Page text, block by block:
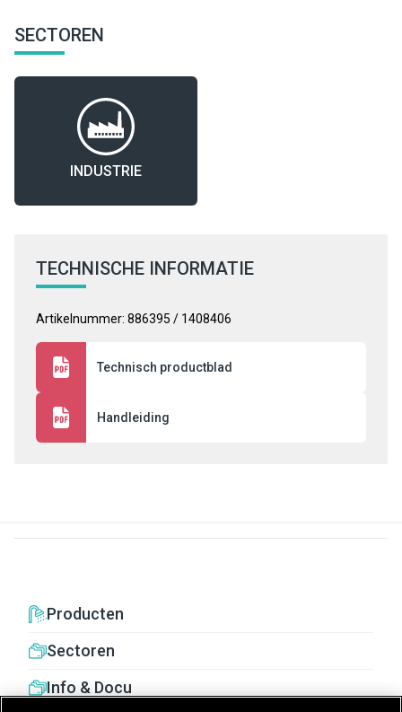
SECTOREN
INDUSTRIE
TECHNISCHE INFORMATIE
Artikelnummer: 886395 / 1408406
Technisch productblad
Handleiding
Producten
Sectoren
Info & Docu